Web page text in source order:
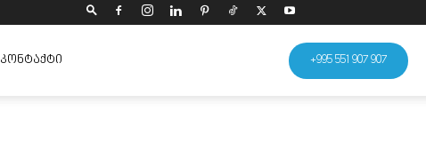
+995 551 907 907
ᲙᲝᲜᲢᲐᲥᲢᲘ